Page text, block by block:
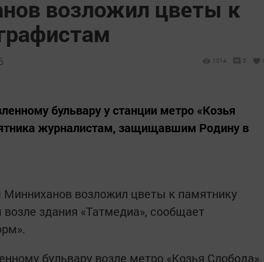
возложил цветы к
1014 0
бульвару у станции метро «Козья
журналистам, защищавшим Родину в
Минниханов возложил цветы к памятнику
здания «Татмедиа», сообщает
бульвару возле метро «Козья Слобода»,